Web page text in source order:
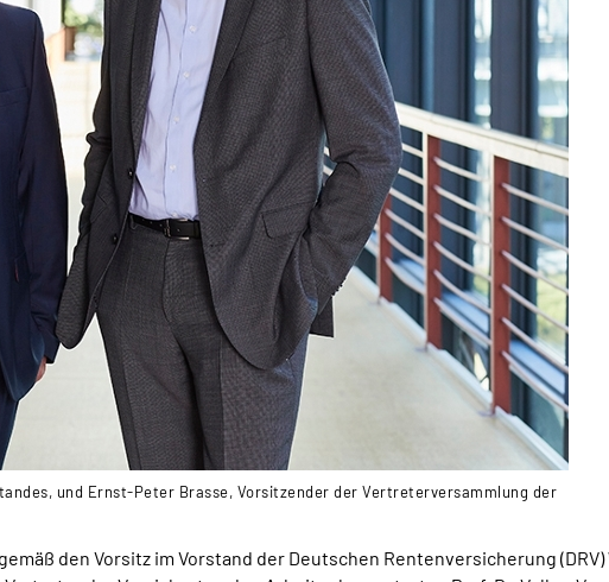
und Ernst-Peter Brasse, Vorsitzender der Vertreterversammlung der
den Vorsitz im Vorstand der Deutschen Rentenversicherung (DRV)